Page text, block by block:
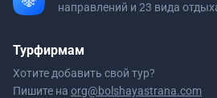
направлений и 23 вида
Турфирмам
Хотите добавить свой тур?
Пишите на org@bolshayastrana.com